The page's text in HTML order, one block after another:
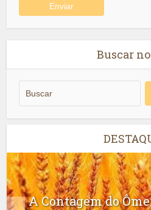
Buscar
A Contagem do